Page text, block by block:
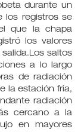
durante un
los registros se
que la chapa
los valores
saltos
a lo largo
de radiación
la estación fría,
radiación
cercano a la
en mayores